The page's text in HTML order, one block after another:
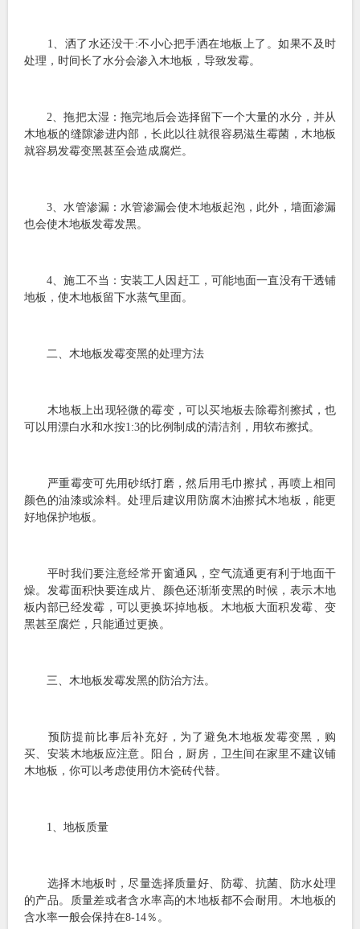
1、洒了水还没干:不小心把手洒在地板上了。如果不及时
处理，时间长了水分会渗入木地板，导致发霉。
2、拖把太湿：拖完地后会选择留下一个大量的水分，并从
木地板的缝隙渗进内部，长此以往就很容易滋生霉菌，木地板
就容易发霉变黑甚至会造成腐烂。
3、水管渗漏：水管渗漏会使木地板起泡，此外，墙面渗漏
也会使木地板发霉发黑。
4、施工不当：安装工人因赶工，可能地面一直没有干透铺
地板，使木地板留下水蒸气里面。
二、木地板发霉变黑的处理方法
木地板上出现轻微的霉变，可以买地板去除霉剂擦拭，也
可以用漂白水和水按1:3的比例制成的清洁剂，用软布擦拭。
严重霉变可先用砂纸打磨，然后用毛巾擦拭，再喷上相同
颜色的油漆或涂料。处理后建议用防腐木油擦拭木地板，能更
好地保护地板。
平时我们要注意经常开窗通风，空气流通更有利于地面干
燥。发霉面积快要连成片、颜色还渐渐变黑的时候，表示木地
板内部已经发霉，可以更换坏掉地板。木地板大面积发霉、变
黑甚至腐烂，只能通过更换。
三、木地板发霉发黑的防治方法。
预防提前比事后补充好，为了避免木地板发霉变黑，购
买、安装木地板应注意。阳台，厨房，卫生间在家里不建议铺
木地板，你可以考虑使用仿木瓷砖代替。
1、地板质量
选择木地板时，尽量选择质量好、防霉、抗菌、防水处理
的产品。质量差或者含水率高的木地板都不会耐用。木地板的
含水率一般会保持在8-14％。